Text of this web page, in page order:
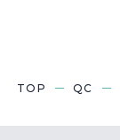
TOP QC